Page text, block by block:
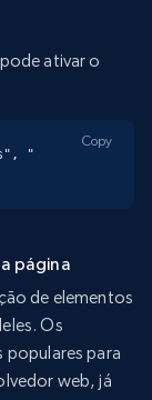
ativar o
"
Copy
página
de elementos
Os
populares para
web, já